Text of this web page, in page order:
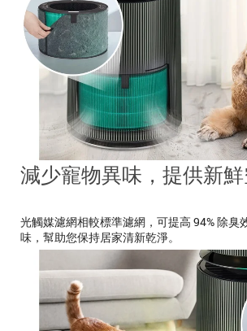
減少寵物異味，提供新
光觸媒濾網相較標準濾網，可提高 94% 除臭
味，幫助您保持居家清新乾淨。